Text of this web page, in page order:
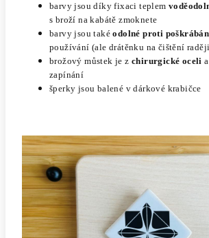
barvy jsou díky fixaci teplem
s broží na kabátě zmoknete
barvy jsou takéodolné proti
používání (ale drátěnku na čištění
brožový můstek je z chirurgické oceli
zapínání
šperky jsou balené v dárkové krabičce